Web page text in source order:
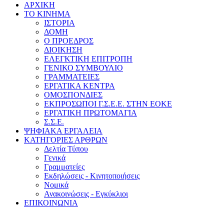
ΑΡΧΙΚΗ
ΤΟ ΚΙΝΗΜΑ
ΙΣΤΟΡΙΑ
ΔΟΜΗ
Ο ΠΡΟΕΔΡΟΣ
ΔΙΟΙΚΗΣΗ
ΕΛΕΓΚΤΙΚΗ ΕΠΙΤΡΟΠΗ
ΓΕΝΙΚΟ ΣΥΜΒΟΥΛΙΟ
ΓΡΑΜΜΑΤΕΙΕΣ
ΕΡΓΑΤΙΚΑ ΚΕΝΤΡΑ
ΟΜΟΣΠΟΝΔΙΕΣ
ΕΚΠΡΟΣΩΠΟΙ Γ.Σ.Ε.Ε. ΣΤΗΝ ΕΟΚΕ
ΕΡΓΑΤΙΚΗ ΠΡΩΤΟΜΑΓΙΑ
Σ.Σ.Ε.
ΨΗΦΙΑΚΑ ΕΡΓΑΛΕΙΑ
ΚΑΤΗΓΟΡΙΕΣ ΑΡΘΡΩΝ
Δελτία Τύπου
Γενικά
Γραμματείες
Εκδηλώσεις - Κινητοποιήσεις
Νομικά
Ανακοινώσεις - Εγκύκλιοι
ΕΠΙΚΟΙΝΩΝΙΑ